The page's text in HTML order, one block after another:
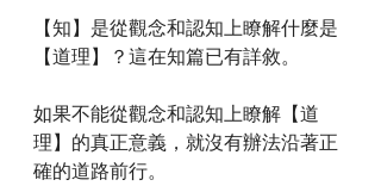
【知】是從觀念和認知上瞭解什麼是
【道理】？這在知篇已有詳敘。
如果不能從觀念和認知上瞭解【道
理】的真正意義，就沒有辦法沿著正
確的道路前行。